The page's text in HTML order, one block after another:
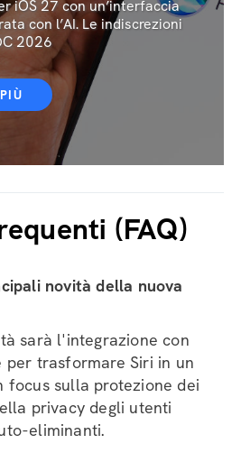
iOS 27 con un’interfaccia
con l’AI. Le indiscrezioni
2026
(FAQ)
novità della nuova
sarà l'integrazione con
per trasformare Siri in un
focus sulla protezione dei
privacy degli utenti
eliminanti.